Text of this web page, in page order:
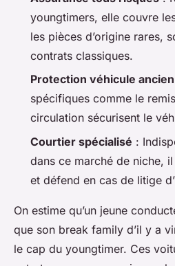
youngtimers, elle couvre
les pièces d’origine rares,
contrats classiques.
Protection véhicule ancien
spécifiques comme le
circulation sécurisent le
Courtier spécialisé :
dans ce marché de niche,
et défend en cas de litige
On estime qu’un jeune
que son break family d’il y a
le cap du youngtimer. Ces